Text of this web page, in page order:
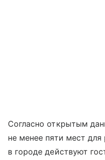
Согласно открытым
не менее пяти мест
в городе действуют